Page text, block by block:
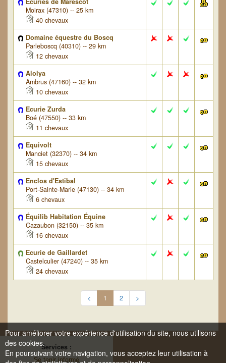
Moirax (47310) -- 25 km
40 chevaux
Domaine équestre du Boscq
Parleboscq (40310) -- 29 km
12 chevaux
Alolya
Ambrus (47160) -- 32 km
10 chevaux
Ecurie Zurda
Boé (47550) -- 33 km
11 chevaux
Equivolt
Manciet (32370) -- 34 km
15 chevaux
Enclos d'Estibal
Port-Sainte-Marie (47130) -- 34 km
6 chevaux
Équilib Habitation Équine
Cazaubon (32150) -- 35 km
16 chevaux
Ecurie de Gaillardet
Castelculier (47240) -- 35 km
24 chevaux
< 1 2 >
Services :
Se tenir informé
Pour améliorer votre expérience d'utilisation du site, nous utilisons
des cookies.
En poursuivant votre navigation, vous acceptez leur utilisation à